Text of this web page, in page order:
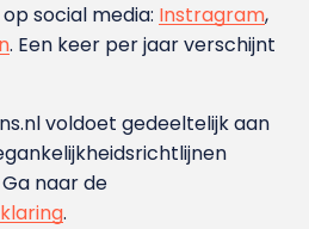
social media: Instragram,
. Een keer per jaar verschijnt
voldoet gedeeltelijk aan
Ga naar de
.